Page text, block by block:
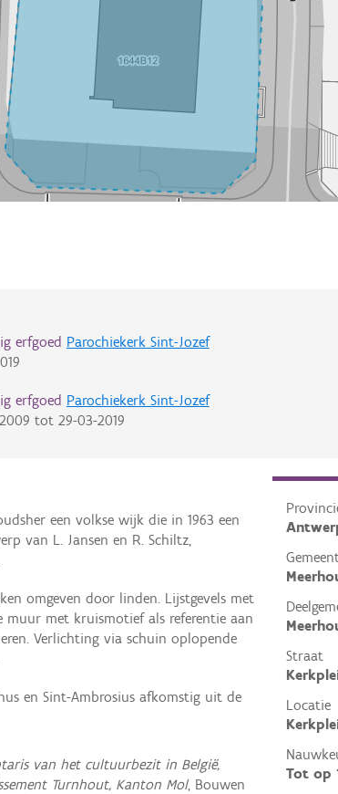
erfgoed Parochiekerk Sint-Jozef
erfgoed Parochiekerk Sint-Jozef
tot 29-03-2019
Straat
Locatie
Tot op
een volkse wijk die in 1963 een
van L. Jansen en R. Schiltz,
omgeven door linden. Lijstgevels met
muur met kruismotief als referentie aan
Verlichting via schuin oplopende
en Sint-Ambrosius afkomstig uit de
van het cultuurbezit in België,
Turnhout, Kanton Mol, Bouwen